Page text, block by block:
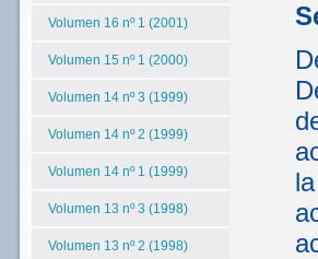
Volumen 16 nº 1 (2001)
Volumen 15 nº 1 (2000)
Volumen 14 nº 3 (1999)
Volumen 14 nº 2 (1999)
Volumen 14 nº 1 (1999)
Volumen 13 nº 3 (1998)
Volumen 13 nº 2 (1998)